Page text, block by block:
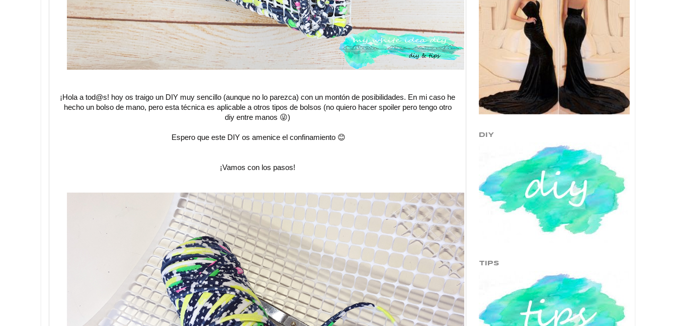
¡Hola a tod@s! hoy os traigo un DIY muy sencillo (aunque no lo parezca) con un montón de posibilidades. En mi caso he
hecho un bolso de mano, pero esta técnica es aplicable a otros tipos de bolsos (no quiero hacer spoiler pero tengo otro
diy entre manos 😜)
Espero que este DIY os amenice el confinamiento 😊
¡Vamos con los pasos!
DIY
TIPS